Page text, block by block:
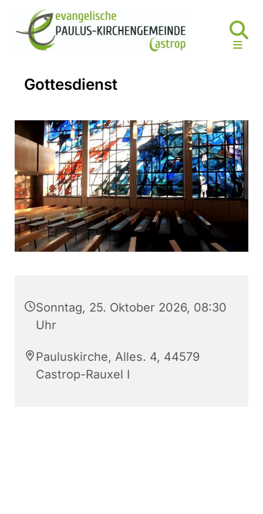
Gottesdienst
Sonntag, 25. Oktober 2026, 08:30
Uhr
Pauluskirche, Alles. 4, 44579
Castrop-Rauxel I